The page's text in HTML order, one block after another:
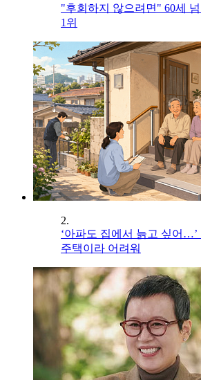
"후회하지 않으려면" 60세
1위
2.
‘아파도 집에서 늙고 싶어…’
주택이라 어려워